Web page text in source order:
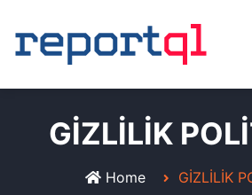
GİZLİLİK
Home GİZLİLİK